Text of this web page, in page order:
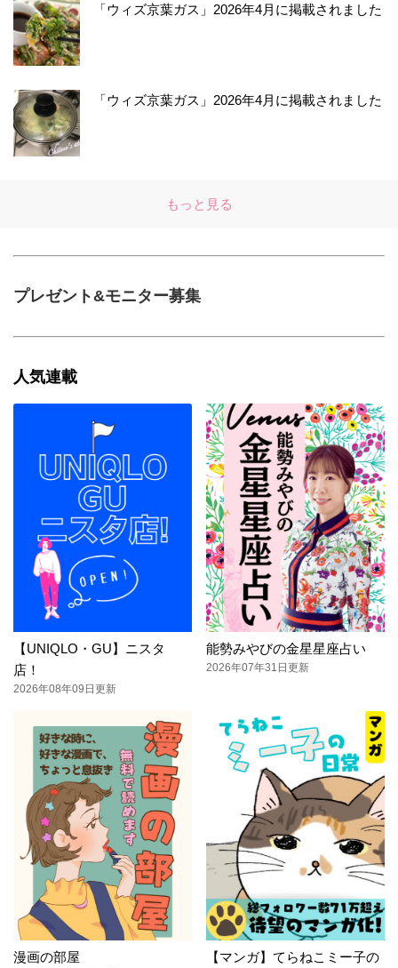
「ウィズ京葉ガス」2026年4月に掲載されました
「ウィズ京葉ガス」2026年4月に掲載されました
もっと見る
プレゼント&モニター募集
人気連載
【UNIQLO・GU】ニスタ
店！
2026年08年09日更新
能勢みやびの金星星座占い
2026年07年31日更新
漫画の部屋
【マンガ】てらねこミー子の